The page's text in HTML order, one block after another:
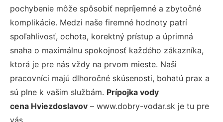
pochybenie môže spôsobiť nepríjemné a zbytočné
komplikácie. Medzi naše firemné hodnoty patrí
spoľahlivosť, ochota, korektný prístup a úprimná
snaha o maximálnu spokojnosť každého zákazníka,
ktorá je pre nás vždy na prvom mieste. Naši
pracovníci majú dlhoročné skúsenosti, bohatú prax a
sú plne k vašim službám. Prípojka vody
cena Hviezdoslavov – www.dobry-vodar.sk je tu pre
vás.